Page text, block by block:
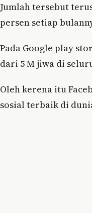
Jumlah tersebut
persen setiap
Pada Google play
dari 5 M jiwa di
Oleh kerena itu
sosial terbaik di